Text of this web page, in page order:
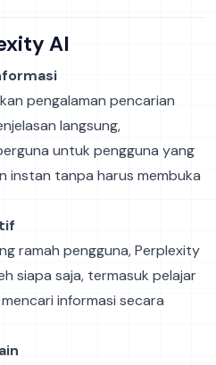
AI
pengalaman pencarian
langsung,
untuk pengguna yang
instan tanpa harus membuka
ramah pengguna, Perplexity
siapa saja, termasuk pelajar
informasi secara